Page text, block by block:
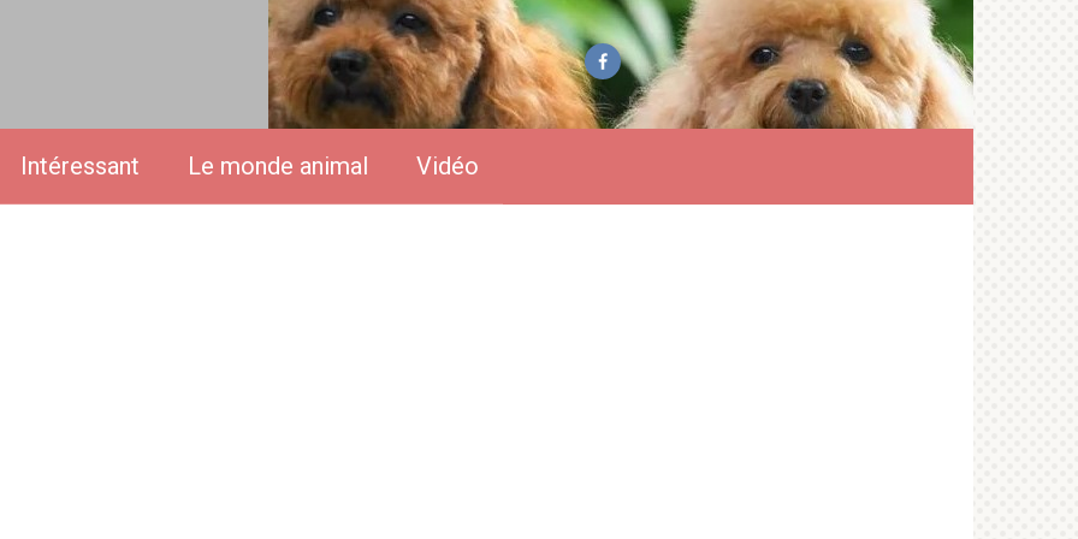
Intéressant Le monde animal Vidéo